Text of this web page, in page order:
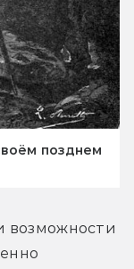
позднем
возможности